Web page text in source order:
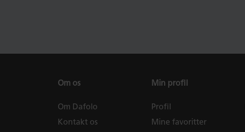
Om os
Om Dafolo
Kontakt os
Min profil
Profil
Mine favoritter